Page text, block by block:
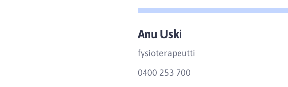
Anu Uski
fysioterapeutti
0400 253 700